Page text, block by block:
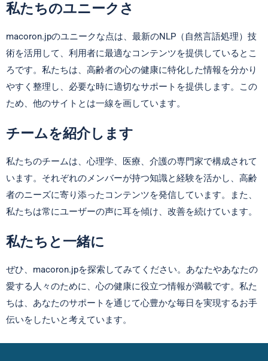
私たちのユニークさ
macoron.jpのユニークな点は、最新のNLP（自然言語処理）技
術を活用して、利用者に最適なコンテンツを提供しているとこ
ろです。私たちは、高齢者の心の健康に特化した情報を分かり
やすく整理し、必要な時に適切なサポートを提供します。この
ため、他のサイトとは一線を画しています。
チームを紹介します
私たちのチームは、心理学、医療、介護の専門家で構成されて
います。それぞれのメンバーが持つ知識と経験を活かし、高齢
者のニーズに寄り添ったコンテンツを発信しています。また、
私たちは常にユーザーの声に耳を傾け、改善を続けています。
私たちと一緒に
ぜひ、macoron.jpを探索してみてください。あなたやあなたの
愛する人々のために、心の健康に役立つ情報が満載です。私た
ちは、あなたのサポートを通じて心豊かな毎日を実現するお手
伝いをしたいと考えています。